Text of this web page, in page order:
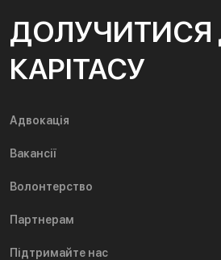
ДОЛУЧИТИСЯ
КАРІТАСУ
Адвокація
Вакансії
Волонтерство
Партнерам
Підтримайте нас